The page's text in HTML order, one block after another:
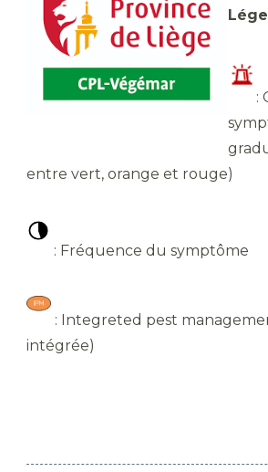
​:
entre vert, orange et rouge)
​ : Fréquence du symptôme
: Integreted pest
intégrée)